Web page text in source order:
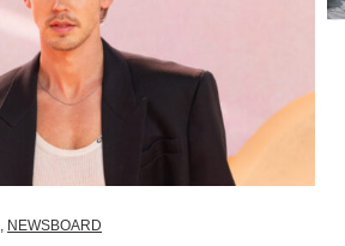
, NEWSBOARD